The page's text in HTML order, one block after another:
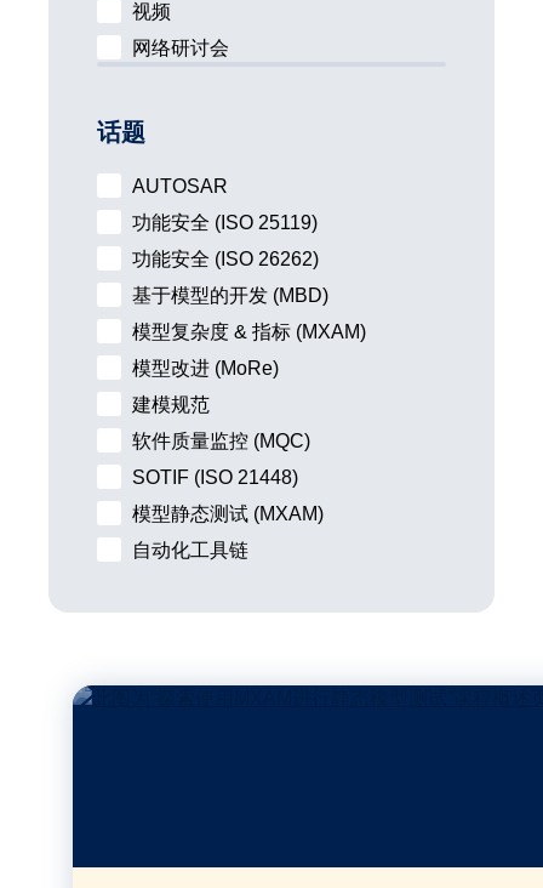
视频
网络研讨会
话题
AUTOSAR
功能安全 (ISO 25119)
功能安全 (ISO 26262)
基于模型的开发 (MBD)
模型复杂度 & 指标 (MXAM)
模型改进 (MoRe)
建模规范
软件质量监控 (MQC)
SOTIF (ISO 21448)
模型静态测试 (MXAM)
自动化工具链